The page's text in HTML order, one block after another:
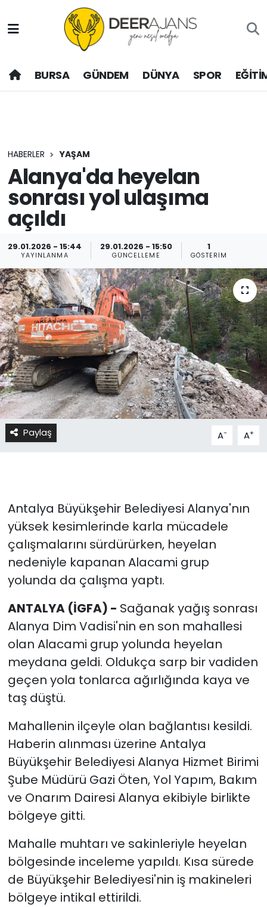
BURSA GÜNDEM DÜNYA SPOR
HABERLER YAŞAM
Alanya'da heyelan
sonrası yol ulaşıma
açıldı
29.01.2026 - 15:44
YAYINLANMA
29.01.2026 - 15:50
GÜNCELLEME
1
GÖSTERIM
Paylaş A- A+
Antalya Büyükşehir Belediyesi Alanya'nın
yüksek kesimlerinde karla mücadele
çalışmalarını sürdürürken, heyelan
nedeniyle kapanan Alacami grup
yolunda da çalışma yaptı.
ANTALYA (İGFA) - Sağanak yağış sonrası
Alanya Dim Vadisi'nin en son mahallesi
olan Alacami grup yolunda heyelan
meydana geldi. Oldukça sarp bir vadiden
geçen yola tonlarca ağırlığında kaya ve
taş düştü.
Mahallenin ilçeyle olan bağlantısı kesildi.
Haberin alınması üzerine Antalya
Büyükşehir Belediyesi Alanya Hizmet Birimi
Şube Müdürü Gazi Öten, Yol Yapım, Bakım
ve Onarım Dairesi Alanya ekibiyle birlikte
bölgeye gitti.
Mahalle muhtarı ve sakinleriyle heyelan
bölgesinde inceleme yapıldı. Kısa sürede
de Büyükşehir Belediyesi'nin iş makineleri
bölgeye intikal ettirildi.
Hava Durumu
Trafik Durumu
Son Dakika Haberleri
Haber Arşivi